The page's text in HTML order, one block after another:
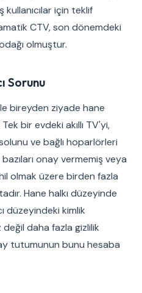
kullanıcılar için teklif
CTV, son dönemdeki
olmuştur.
Sorunu
bireyden ziyade hane
bir evdeki akıllı TV'yi,
ve bağlı hoparlörleri
onay vermemiş veya
olmak üzere birden fazla
Hane halkı düzeyinde
düzeyindeki kimlik
daha fazla gizlilik
tutumunun bunu hesaba